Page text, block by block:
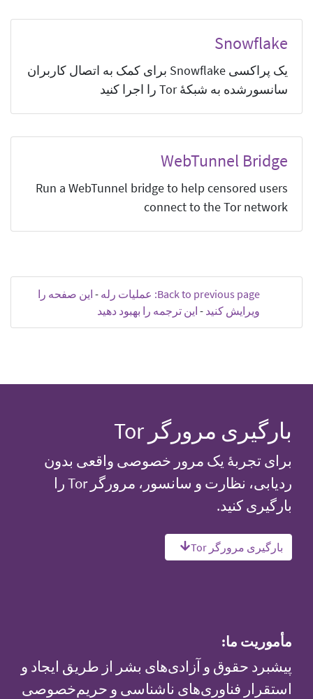
Snowflake
یک پراکسی Snowflake برای کمک به اتصال کاربران
سانسورشده به شبکهٔ Tor را اجرا کنید
WebTunnel Bridge
Run a WebTunnel bridge to help censored users
connect to the Tor network
Back to previous page: عملیات رله - این صفحه را
ویرایش کنید - این ترجمه را بهبود دهید
بارگیری مرورگر Tor
برای تجربهٔ یک مرور خصوصی واقعی بدون
ردیابی، نظارت و سانسور، مرورگر Tor را
بارگیری کنید.
بارگیری مرورگر Tor
مأموریت ما:
پیشبرد حقوق و آزادی‌های بشر از طریق ایجاد و
استقرار فناوری‌های ناشناسی و حریم‌خصوصی